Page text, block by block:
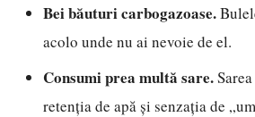
Bei băuturi carbogazoase.
acolo unde nu ai nevoie de el.
Consumi prea multă sare.
retenția de apă și senzația de